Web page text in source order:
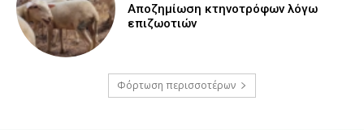
Αποζημίωση κτηνοτρόφων λόγω
επιζωοτιών
Φόρτωση περισσοτέρων